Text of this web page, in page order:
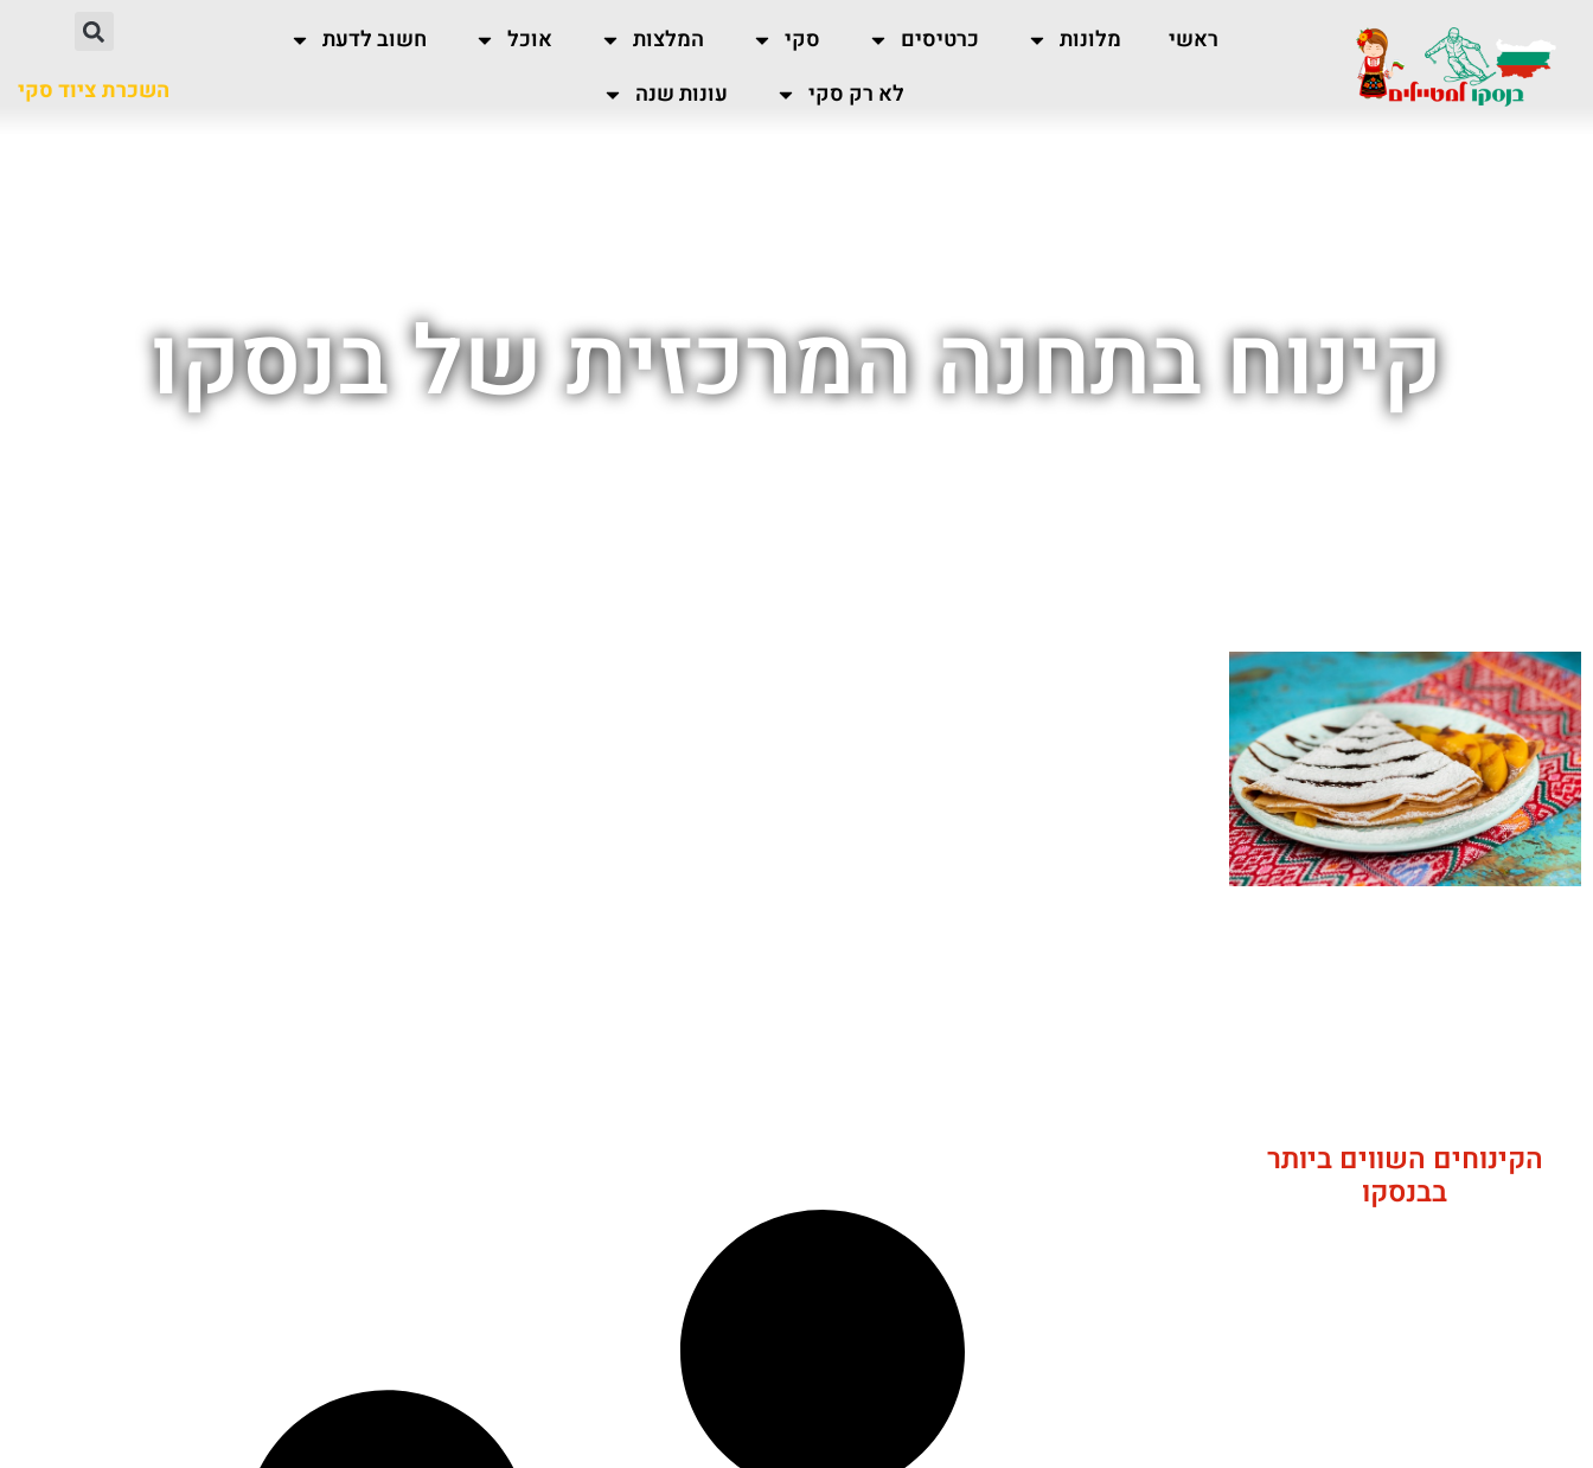
ראשי מלונות כרטיסים סקי המלצות אוכל
חשוב לדעת
לא רק סקי
עונות שנה השכרת ציוד סקי
קינוח בתחנה המרכזית של בנסקו
הקינוחים השווים ביותר
בבנסקו